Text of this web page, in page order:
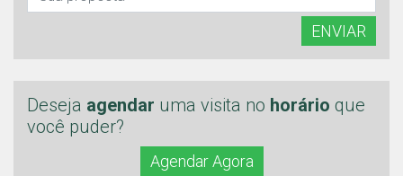
ENVIAR
Deseja agendar uma visita no horário que
você puder?
Agendar Agora